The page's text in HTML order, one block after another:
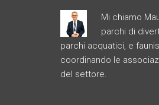
Mi chiamo
parchi di
parchi acquatici, e
coordinando le
del settore.